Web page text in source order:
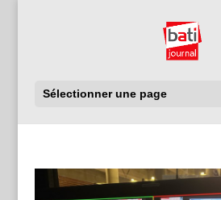
Sélectionner une page